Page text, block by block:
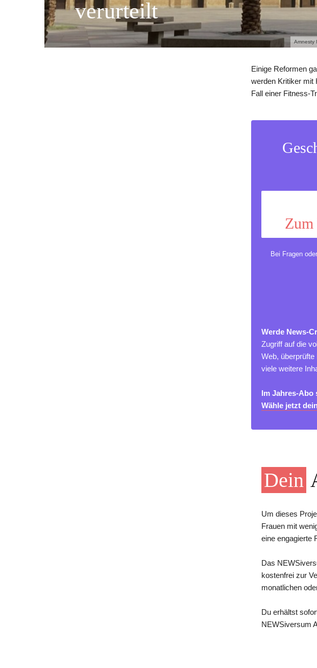
Amnesty
verurteilt
Einige Reformen
werden Kritiker mit
Fall einer Fitness-
Zum
Bei Fragen
Werde News-
Zugriff auf die
Web,
viele weitere
Im Jahres-Abo
Wähle jetzt
Dein
Um dieses
Frauen mit
eine engagierte
Das
kostenfrei zur
monatlichen
Du erhältst
NEWSiversum